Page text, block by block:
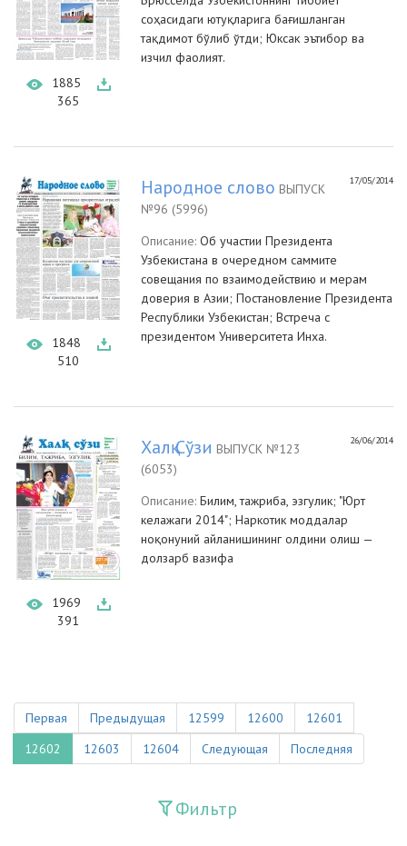
1885
365
соҳасидаги ютуқларига бағишланган
тақдимот бўлиб ўтди; Юксак эътибор ва
изчил фаолият.
1848
510
17/05/2014
Народное слово ВЫПУСК
№96 (5996)
Описание: Об участии Президента
Узбекистана в очередном саммите
совещания по взаимодействию и мерам
доверия в Азии; Постановление Президента
Республики Узбекистан; Встреча с
президентом Университета Инха.
1969
391
26/06/2014
Халқ Сўзи ВЫПУСК №123
(6053)
Описание: Билим, тажриба, эзгулик; "Юрт
келажаги 2014"; Наркотик моддалар
ноқонуний айланишининг олдини олиш —
долзарб вазифа
Первая Предыдущая 12599 12600
12601
12602
12603 12604 Следующая Последняя
Фильтр